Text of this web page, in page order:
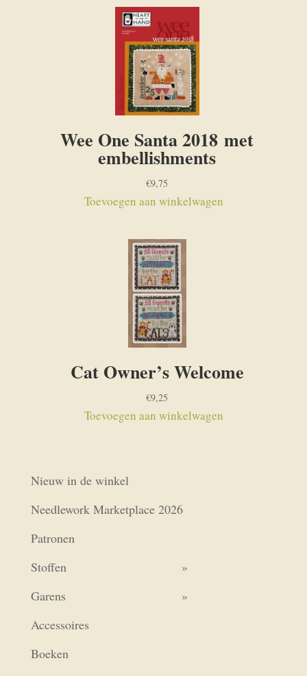
Wee One Santa 2018 met
embellishments
€9,75
Toevoegen aan winkelwagen
Cat Owner’s Welcome
€9,25
Toevoegen aan winkelwagen
Nieuw in de winkel
Needlework Marketplace 2026
Patronen
Stoffen
Garens
Accessoires
Boeken